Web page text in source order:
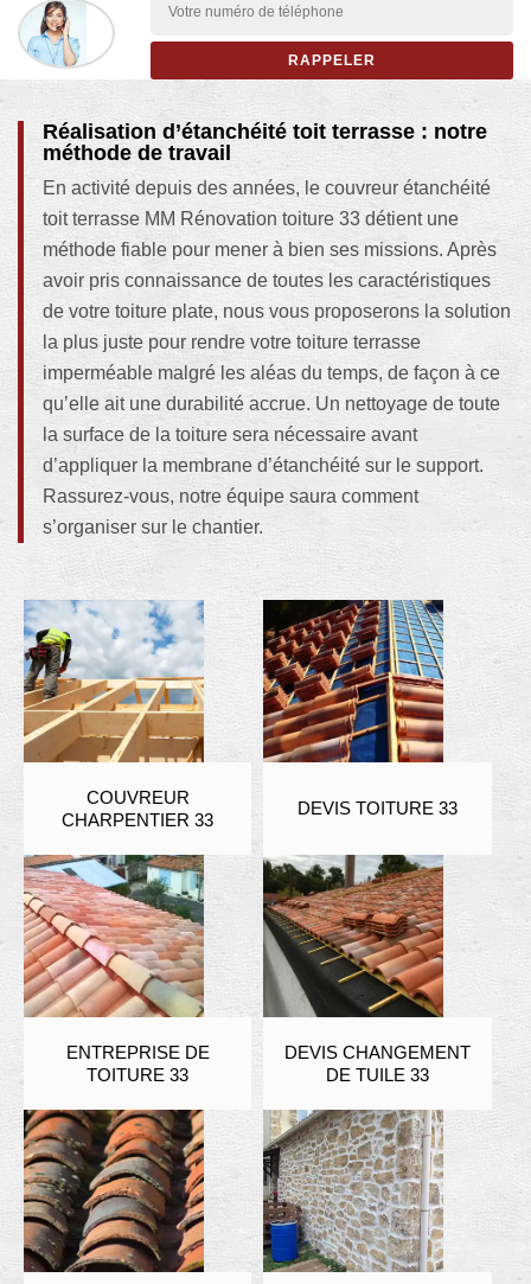
Réalisation d’étanchéité toit terrasse : notre
méthode de travail
En activité depuis des années, le couvreur étanchéité
toit terrasse MM Rénovation toiture 33 détient une
méthode fiable pour mener à bien ses missions. Après
avoir pris connaissance de toutes les caractéristiques
de votre toiture plate, nous vous proposerons la solution
la plus juste pour rendre votre toiture terrasse
imperméable malgré les aléas du temps, de façon à ce
qu’elle ait une durabilité accrue. Un nettoyage de toute
la surface de la toiture sera nécessaire avant
d’appliquer la membrane d’étanchéité sur le support.
Rassurez-vous, notre équipe saura comment
s’organiser sur le chantier.
COUVREUR
CHARPENTIER 33
DEVIS TOITURE 33
ENTREPRISE DE
TOITURE 33
DEVIS CHANGEMENT
DE TUILE 33